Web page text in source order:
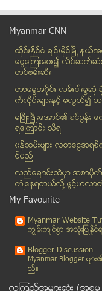
ဒီဇင္ဘာလ(၁)ရက္ေ
ဒီဇင္ဘာလ(၆)ရက္ေန
ဒီဇင္ဘာလ(၃)ရက္ေ
ဒီဇင္ဘာလ(၄)ရက္
ဒီဇင္ဘာလ(၄)ရက္ေ
ဒီဇင္ဘာလ(၂)ရက္ေ
ဝမ္းခ်ဳပ္ေနစဥ္ ေဆာ
မိုဘိုင္းဖုန္း မ်ားက
ကာကြယ္ေရး ဦးစီ
ဒီမိုကေရစီလမ္းေၾက
သမၼတအရည္အခ်င္း
လယ္သမားမ်ားႏွင့္
Myanmar CNN
ထိုင္းနို္င္ငံ ခ်င္းမိုင္ျမိဳ ့နယ္
ေငြေၾကးေပး၍ လိင္ဆက္ဆံ
တင္ဖမ္းဆီး
တာေမြအ၀ိုင္း လမ္းငါးခ
က္လိုင္းမ်ားႏွင့္ မလြတ္၍ တ
မၿဖိဳးၿဖိဳးေအာင္၏ ခင္ပြန္
ရေၾကာင္း သိရ
၀န္ထမ္းမ်ား လစာေငြ
င္မည္
လည္ေခ်ာင္းထဲမွာ အစာပို
ကံဳေနရတယ္လို႔ ဖြင့္ဟလာ
My Favourite
Myanmar Website
ကၽြမ္းက်င္စြာ အသုံးျပဳႏုိ
Blogger Discussion
Myanmar Blogger
ည္။